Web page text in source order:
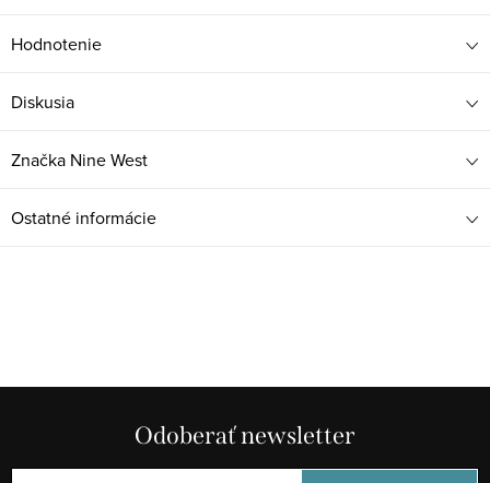
Hodnotenie
Diskusia
Značka Nine West
Ostatné informácie
Odoberať newsletter